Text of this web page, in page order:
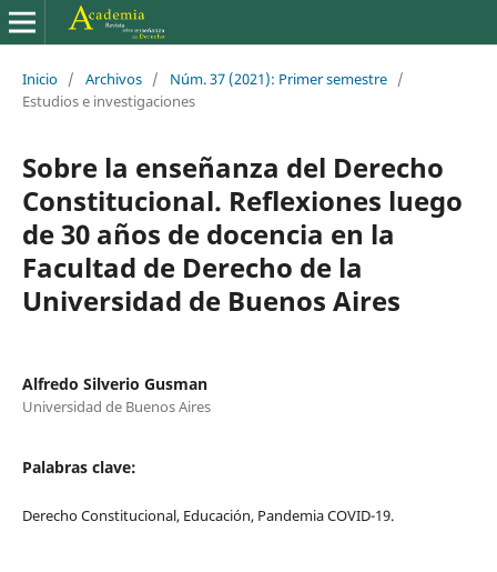
Inicio / Archivos / Núm. 37 (2021): Primer semestre /
Estudios e investigaciones
Sobre la enseñanza del Derecho
Constitucional. Reflexiones luego
de 30 años de docencia en la
Facultad de Derecho de la
Universidad de Buenos Aires
Alfredo Silverio Gusman
Universidad de Buenos Aires
Palabras clave:
Derecho Constitucional, Educación, Pandemia COVID-19.